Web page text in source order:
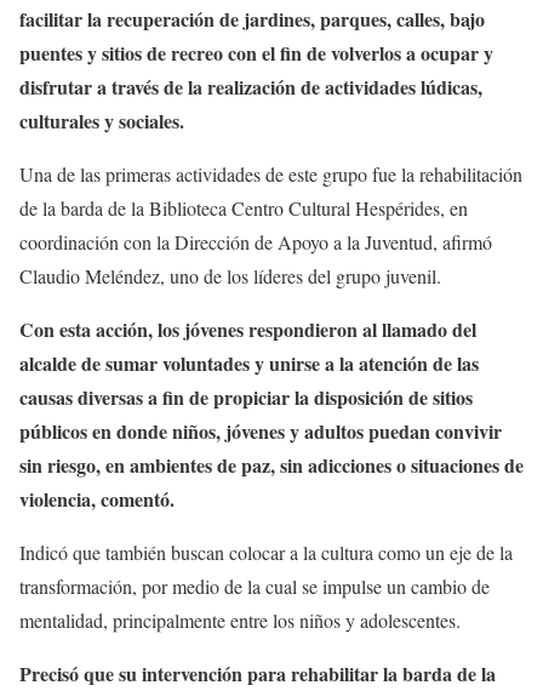
facilitar la recuperación de jardines, parques, calles, bajo
puentes y sitios de recreo con el fin de volverlos a ocupar y
disfrutar a través de la realización de actividades lúdicas,
culturales y sociales.
Una de las primeras actividades de este grupo fue la rehabilitación
de la barda de la Biblioteca Centro Cultural Hespérides, en
coordinación con la Dirección de Apoyo a la Juventud, afirmó
Claudio Meléndez, uno de los líderes del grupo juvenil.
Con esta acción, los jóvenes respondieron al llamado del
alcalde de sumar voluntades y unirse a la atención de las
causas diversas a fin de propiciar la disposición de sitios
públicos en donde niños, jóvenes y adultos puedan convivir
sin riesgo, en ambientes de paz, sin adicciones o situaciones de
violencia, comentó.
Indicó que también buscan colocar a la cultura como un eje de la
transformación, por medio de la cual se impulse un cambio de
mentalidad, principalmente entre los niños y adolescentes.
Precisó que su intervención para rehabilitar la barda de la